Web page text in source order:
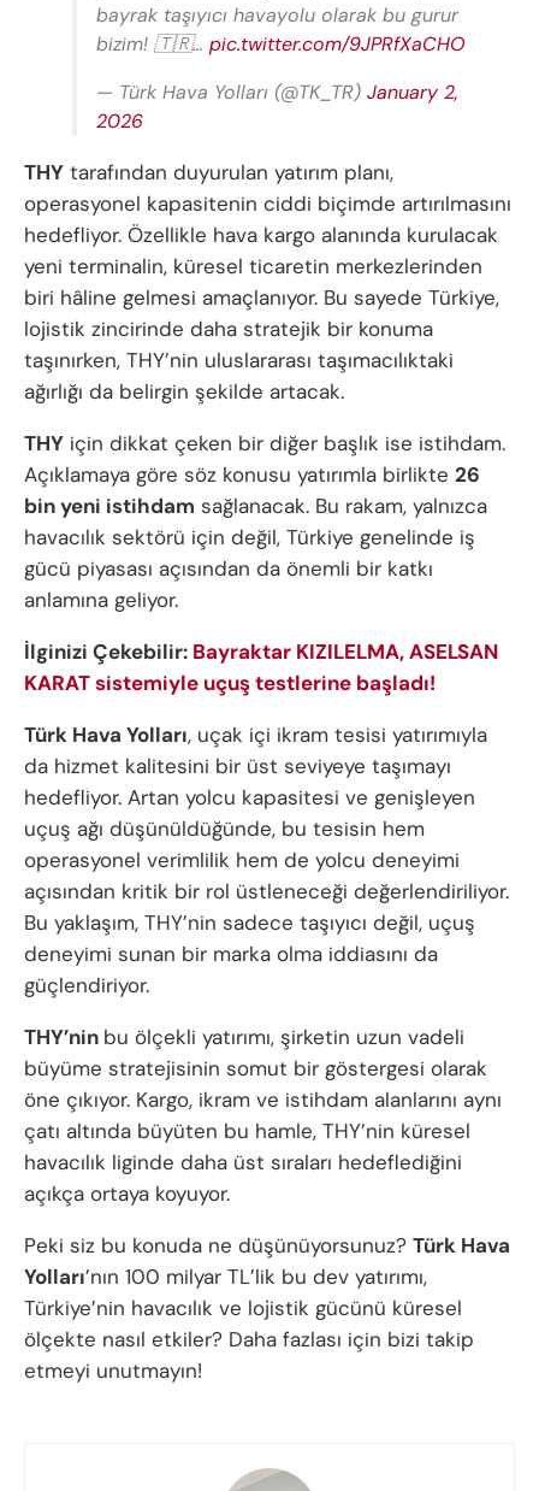
bayrak taşıyıcı havayolu olarak bu gurur
bizim! 🇹🇷… pic.twitter.com/9JPRfXaCHO
— Türk Hava Yolları (@TK_TR) January 2,
2026
THY tarafından duyurulan yatırım planı,
operasyonel kapasitenin ciddi biçimde artırılmasını
hedefliyor. Özellikle hava kargo alanında kurulacak
yeni terminalin, küresel ticaretin merkezlerinden
biri hâline gelmesi amaçlanıyor. Bu sayede Türkiye,
lojistik zincirinde daha stratejik bir konuma
taşınırken, THY’nin uluslararası taşımacılıktaki
ağırlığı da belirgin şekilde artacak.
THY için dikkat çeken bir diğer başlık ise istihdam.
Açıklamaya göre söz konusu yatırımla birlikte 26
bin yeni istihdam sağlanacak. Bu rakam, yalnızca
havacılık sektörü için değil, Türkiye genelinde iş
gücü piyasası açısından da önemli bir katkı
anlamına geliyor.
İlginizi Çekebilir: Bayraktar KIZILELMA, ASELSAN
KARAT sistemiyle uçuş testlerine başladı!
Türk Hava Yolları, uçak içi ikram tesisi yatırımıyla
da hizmet kalitesini bir üst seviyeye taşımayı
hedefliyor. Artan yolcu kapasitesi ve genişleyen
uçuş ağı düşünüldüğünde, bu tesisin hem
operasyonel verimlilik hem de yolcu deneyimi
açısından kritik bir rol üstleneceği değerlendiriliyor.
Bu yaklaşım, THY’nin sadece taşıyıcı değil, uçuş
deneyimi sunan bir marka olma iddiasını da
güçlendiriyor.
THY’nin bu ölçekli yatırımı, şirketin uzun vadeli
büyüme stratejisinin somut bir göstergesi olarak
öne çıkıyor. Kargo, ikram ve istihdam alanlarını aynı
çatı altında büyüten bu hamle, THY’nin küresel
havacılık liginde daha üst sıraları hedeflediğini
açıkça ortaya koyuyor.
Peki siz bu konuda ne düşünüyorsunuz? Türk Hava
Yolları’nın 100 milyar TL’lik bu dev yatırımı,
Türkiye’nin havacılık ve lojistik gücünü küresel
ölçekte nasıl etkiler? Daha fazlası için bizi takip
etmeyi unutmayın!